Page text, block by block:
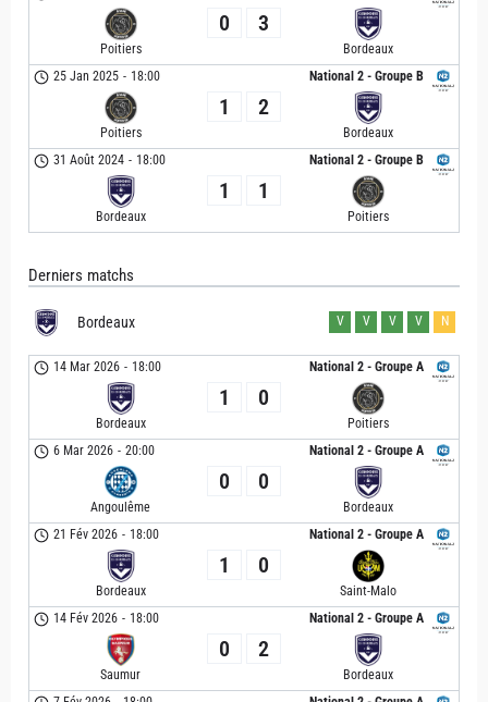
Poitiers
0 3
Bordeaux
National 2 - Groupe B
25 Jan 2025 - 18:00
Poitiers
1 2
Bordeaux
National 2 - Groupe B
31 Août 2024 - 18:00
Bordeaux
1 1
Poitiers
Derniers matchs
Bordeaux V V V V N
National 2 - Groupe A
14 Mar 2026 - 18:00
Bordeaux
1 0
Poitiers
National 2 - Groupe A
6 Mar 2026 - 20:00
Angoulême
0 0
Bordeaux
National 2 - Groupe A
21 Fév 2026 - 18:00
Bordeaux
1 0
Saint-Malo
National 2 - Groupe A
14 Fév 2026 - 18:00
Saumur
0 2
Bordeaux